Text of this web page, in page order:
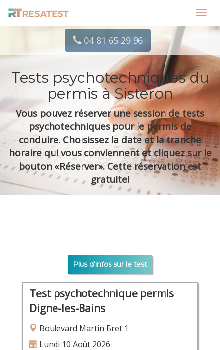
04 81 65 29 96
Tests psychotechniques du
permis à Sisteron
Vous pouvez réserver une session de tests
psychotechniques pour le permis de
conduire. Choisissez la date et la tranche
horaire qui vous conviennent et cliquez sur le
bouton «Réserver». Cette réservation est
gratuite!
Plus d'infos sur le test
Test psychotechnique permis
Digne-les-Bains
Boulevard Martin Bret 1
Lundi 10 Août 2026